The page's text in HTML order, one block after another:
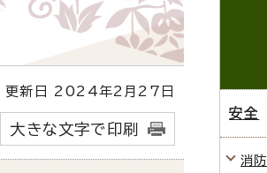
新日 2024年2月27日
大きな文字で印刷
安全
消防